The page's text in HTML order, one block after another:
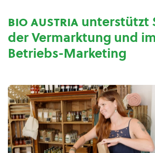
bio austriaunterstützt
der Vermarktung und
Betriebs-Marketing